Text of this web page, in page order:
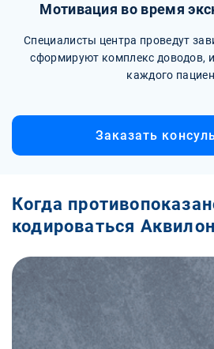
Мотивация во время
Специалисты центра проведут
сформируют комплекс доводов,
каждого
Заказать
Когда
кодироваться